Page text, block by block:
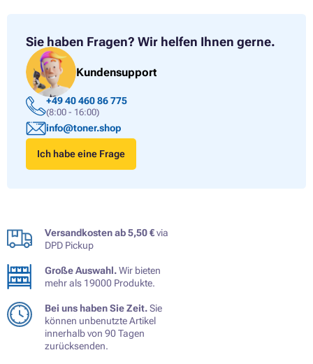
Sie haben Fragen? Wir helfen Ihnen gerne.
Kundensupport
+49 40 460 86 775
(8:00 - 16:00)
info@toner.shop
Ich habe eine Frage
Versandkosten ab 5,50 €via
DPD Pickup
Große Auswahl.Wir bieten
mehr als 19000 Produkte.
Bei uns haben Sie Zeit.Sie
können unbenutzte Artikel
innerhalb von 90 Tagen
zurücksenden.